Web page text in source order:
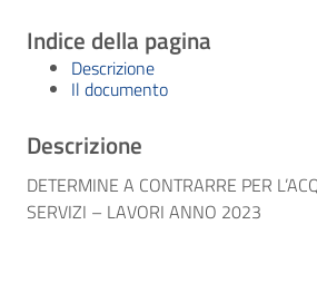
Indice della pagina
Descrizione
Il documento
Descrizione
DETERMINE A CONTRARRE PER
SERVIZI – LAVORI ANNO 2023